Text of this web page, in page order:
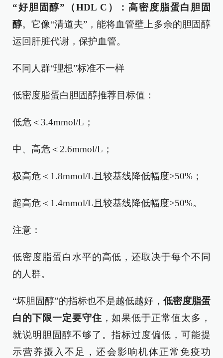
“好胆固醇”（HDL C）：高密度脂蛋白胆固
醇。它像“清道夫”，能将血管壁上多余的胆固醇
运回肝脏代谢，保护血管。
不同人群“理想”标准不一样
低密度脂蛋白胆固醇推荐目标值：
低危＜3.4mmol/L；
中、高危＜2.6mmol/L；
极高危＜1.8mmol/L且较基线降低幅度>50%；
超高危＜1.4mmol/L且较基线降低幅度>50%。
注意：
低密度脂蛋白水平的高低，还取决于每个不同
的人群。
“坏胆固醇”的指标也不是越低越好， 低密度脂蛋
白的下限一定要守住 ，如果低于正常值太多，
就说明胆固醇不够了。指标过度偏低，可能提
示营养摄入不足，还会影响机体正常免疫功